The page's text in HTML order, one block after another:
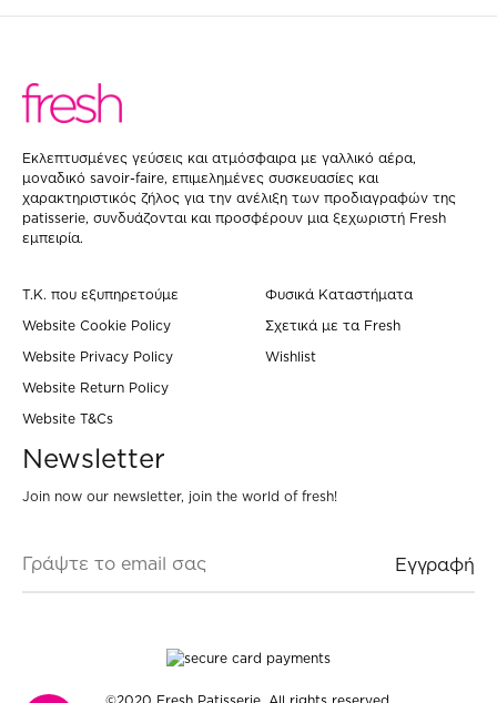
Eκλεπτυσμένες γεύσεις και ατμόσφαιρα με γαλλικό αέρα,
μοναδικό savoir-faire, επιμελημένες συσκευασίες και
χαρακτηριστικός ζήλος για την ανέλιξη των προδιαγραφών της
patisserie, συνδυάζονται και προσφέρουν μια ξεχωριστή Fresh
εμπειρία.
Τ.Κ. που εξυπηρετούμε
Website Cookie Policy
Website Privacy Policy
Website Return Policy
Website T&Cs
Φυσικά Καταστήματα
Σχετικά με τα Fresh
Wishlist
Newsletter
Join now our newsletter, join the world of fresh!